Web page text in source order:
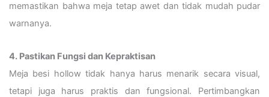
memastikan bahwa meja tetap awet dan tidak mudah pudar
warnanya.
4. Pastikan Fungsi dan Kepraktisan
Meja besi hollow tidak hanya harus menarik secara visual,
tetapi juga harus praktis dan fungsional. Pertimbangkan